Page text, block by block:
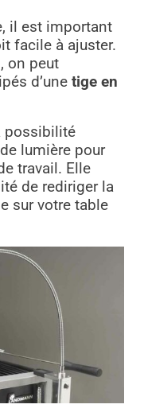
il est important
facile à ajuster.
on peut
d’une tige en
possibilité
lumière pour
travail. Elle
de rediriger la
sur votre table